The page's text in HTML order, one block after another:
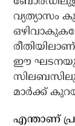
വ്യത്യാസം
ഈ
മാർക്ക്
എന്താണ്